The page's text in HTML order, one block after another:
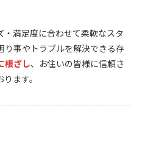
満足度に合わせて柔軟なスタ
り事やトラブルを解決できる存
根ざし、お住いの皆様に信頼さ
ます。